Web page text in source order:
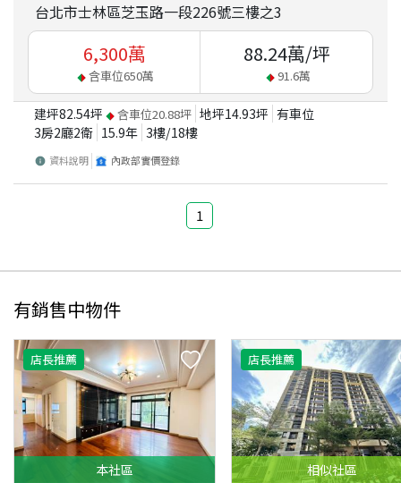
台北市士林區芝玉路一段226號三樓之3
6,300萬
含車位650萬
88.24萬/坪
91.6萬
建坪82.54坪 含車位20.88坪 地坪14.93坪 有車位
3房2廳2衛 15.9年 3樓/18樓
資料說明 內政部實價登錄
1
有銷售中物件
店長推薦
本社區
店長推薦
相似社區